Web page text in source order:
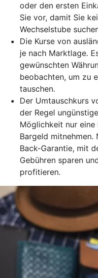
oder den ersten
Sie vor, damit Sie
Wechselstube
Die Kurse von
je nach Marktlage.
gewünschten
beobachten, um zu
tauschen.
Der Umtauschkurs
der Regel
Möglichkeit nur
Bargeld mitnehmen.
Back-Garantie, mit
Gebühren sparen
profitieren.